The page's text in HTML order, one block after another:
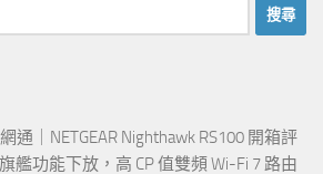
通｜NETGEAR Nighthawk RS100 開箱評
艦功能下放，高 CP 值雙頻 Wi-Fi 7 路由